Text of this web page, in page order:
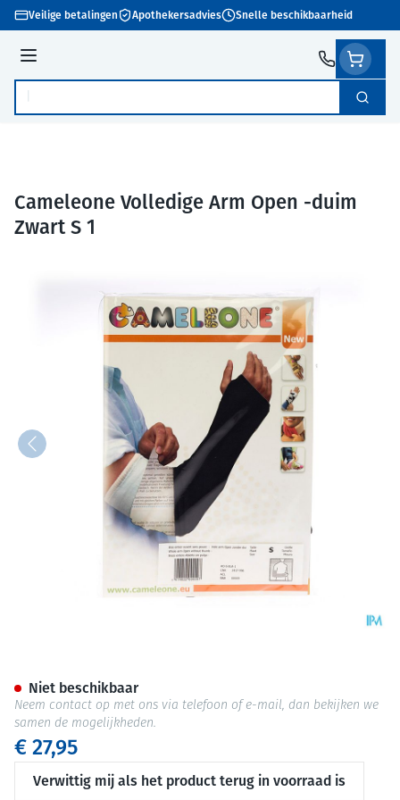
Ga naar de inhoud
Veilige betalingen Apothekersadvies Snelle beschikbaarheid
Menu
Product, merk, categorie... Zoek
Cameleone Volledige Arm Open -duim
Zwart S 1
€ 27,95
Verwittig mij als het product terug in voorraad is
Niet beschikbaar
Neem contact op met ons via telefoon of e-mail, dan bekijken we
samen de mogelijkheden.